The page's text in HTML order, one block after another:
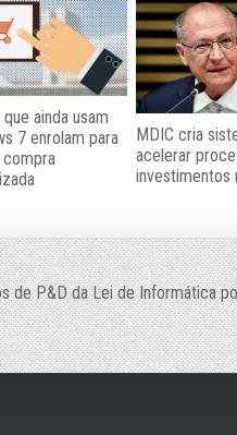
ainda usam
7 enrolam para
MDIC cria
acelerar
investimentos
de P&D da Lei de Informática